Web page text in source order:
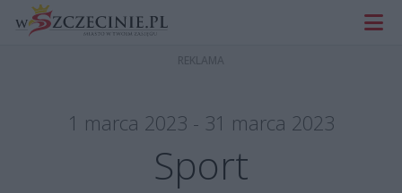
1 marca 2023 - 31 marca 2023
Sport